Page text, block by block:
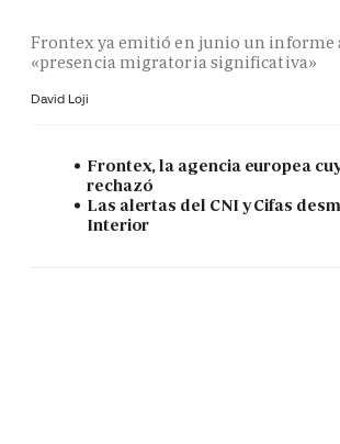
Frontex ya emitió en junio un informe
«presencia migratoria significativa»
David Loji
Frontex, la agencia europea
rechazó
Las alertas del CNI y Cifas
Interior